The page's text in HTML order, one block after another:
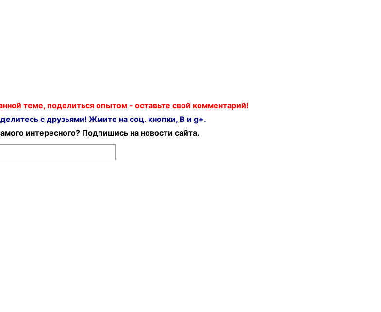
теме, поделиться опытом - оставьте свой комментарий!
с друзьями! Жмите на соц. кнопки, В и g+.
интересного? Подпишись на новости сайта.